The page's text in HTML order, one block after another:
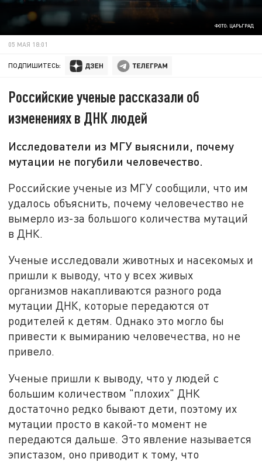
ФОТО: ЦАРЬГРАД
05 МАЯ 18:01
ПОДПИШИТЕСЬ:
Российские ученые рассказали об
изменениях в ДНК людей
Исследователи из МГУ выяснили, почему
мутации не погубили человечество.
Российские ученые из МГУ сообщили, что им
удалось объяснить, почему человечество не
вымерло из-за большого количества мутаций
в ДНК.
Ученые исследовали животных и насекомых и
пришли к выводу, что у всех живых
организмов накапливаются разного рода
мутации ДНК, которые передаются от
родителей к детям. Однако это могло бы
привести к вымиранию человечества, но не
привело.
Ученые пришли к выводу, что у людей с
большим количеством "плохих" ДНК
достаточно редко бывают дети, поэтому их
мутации просто в какой-то момент не
передаются дальше. Это явление называется
эпистазом, оно приводит к тому, что